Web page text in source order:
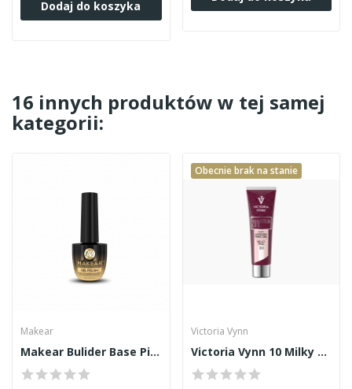
Dodaj do koszyka
16 innych produktów w tej samej
kategorii:
Makear
Makear Bulider Base Pink 8ml
Obecnie brak na stanie
Victoria Vynn
Victoria Vynn 10 Milky Pink Master Gel 60g